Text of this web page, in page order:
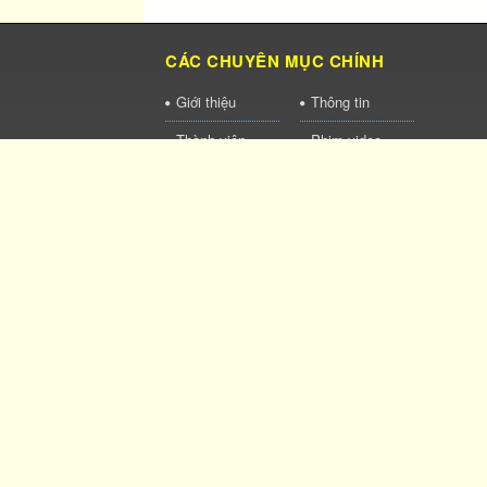
CÁC CHUYÊN MỤC CHÍNH
Giới thiệu
Thông tin
Thành viên
Phim video